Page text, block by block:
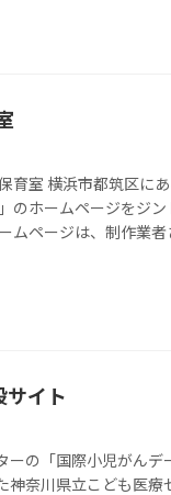
育室 横浜市都筑区に
のホームページをジン
ムページは、制作業
サイト
の「国際小児がんデ
神奈川県立こども医療